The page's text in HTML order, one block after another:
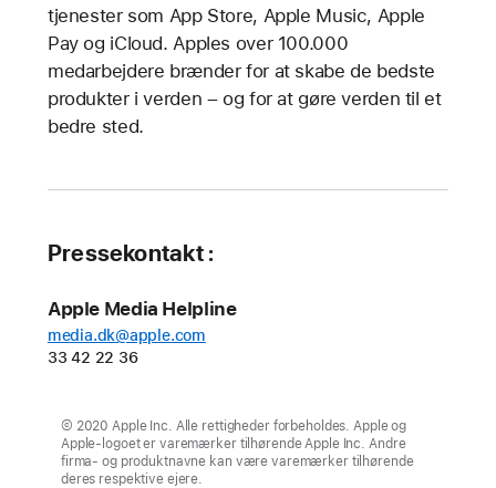
tjenester som App Store, Apple Music, Apple
Pay og iCloud. Apples over 100.000
medarbejdere brænder for at skabe de bedste
produkter i verden – og for at gøre verden til et
bedre sted.
Pressekontakt :
Apple Media Helpline
media.dk@apple.com
33 42 22 36
© 2020 Apple Inc. Alle rettigheder forbeholdes. Apple og
Apple-logoet er varemærker tilhørende Apple Inc. Andre
firma- og produktnavne kan være varemærker tilhørende
deres respektive ejere.